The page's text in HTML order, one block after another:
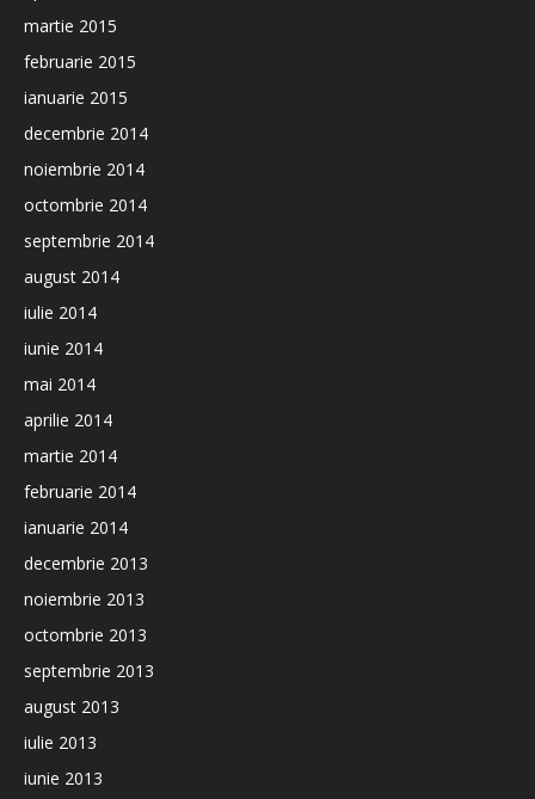
martie 2015
februarie 2015
ianuarie 2015
decembrie 2014
noiembrie 2014
octombrie 2014
septembrie 2014
august 2014
iulie 2014
iunie 2014
mai 2014
aprilie 2014
martie 2014
februarie 2014
ianuarie 2014
decembrie 2013
noiembrie 2013
octombrie 2013
septembrie 2013
august 2013
iulie 2013
iunie 2013